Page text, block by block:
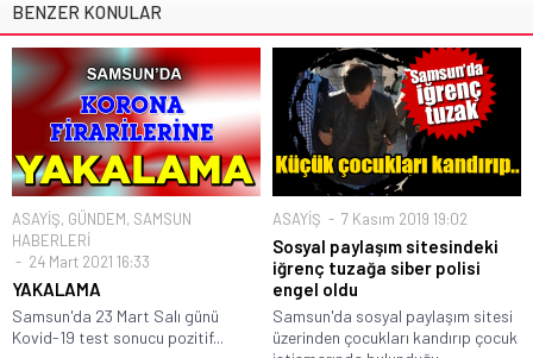
BENZER KONULAR
ASAYİŞ, GÜNDEM, SAMSUN
HABERLERİ
24 Mart 2021 16:33
YAKALAMA
Samsun'da 23 Mart Salı günü
Kovid-19 test sonucu pozitif...
ASAYİŞ 7 Kasım 2019 19:02
Sosyal paylaşım sitesindeki
iğrenç tuzağa siber polisi
engel oldu
Samsun'da sosyal paylaşım sitesi
üzerinden çocukları kandırıp çocuk